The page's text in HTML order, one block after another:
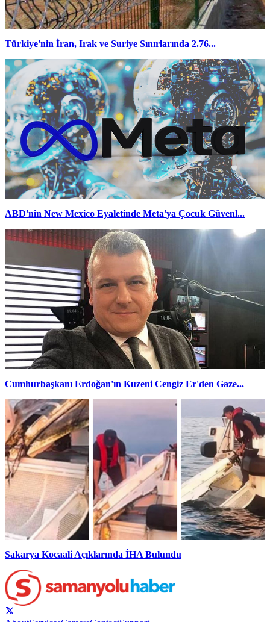
Türkiye'nin İran, Irak ve Suriye Sınırlarında 2.76...
ABD'nin New Mexico Eyaletinde Meta'ya Çocuk Güvenl...
Cumhurbaşkanı Erdoğan'ın Kuzeni Cengiz Er'den Gaze...
Sakarya Kocaali Açıklarında İHA Bulundu